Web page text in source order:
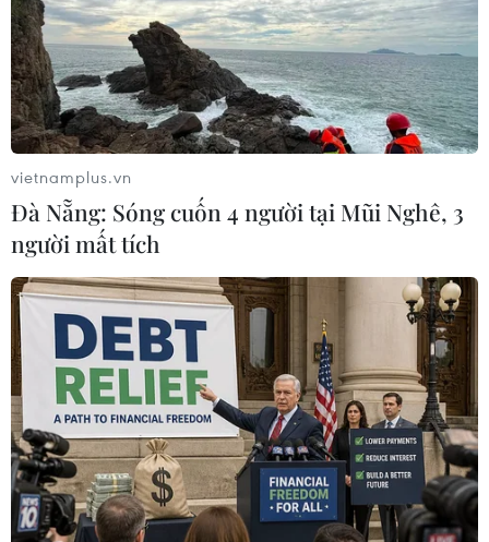
phẩm của những em nhỏ có hoàn cảnh khó khăn đến từ Trung
tâm Phúc Tuệ (Hà Nội). 'Con đường em yêu' (acrylic) của Mai
Đức Nguyên là một trong những tác phẩm tiêu biểu tại triển
lãm lần này. (Ảnh: Nguyễn Lý Bằng/Vietnam+)
vietnamplus.vn
Đà Nẵng: Sóng cuốn 4 người tại Mũi Nghê, 3
người mất tích